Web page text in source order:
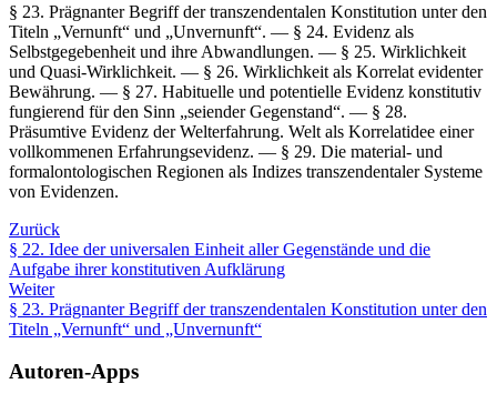
§ 23. Prägnanter Begriff der transzendentalen Konstitution unter den
Titeln „Vernunft“ und „Unvernunft“. — § 24. Evidenz als
Selbstgegebenheit und ihre Abwandlungen. — § 25. Wirklichkeit
und Quasi-Wirklichkeit. — § 26. Wirklichkeit als Korrelat evidenter
Bewährung. — § 27. Habituelle und potentielle Evidenz konstitutiv
fungierend für den Sinn „seiender Gegenstand“. — § 28.
Präsumtive Evidenz der Welterfahrung. Welt als Korrelatidee einer
vollkommenen Erfahrungsevidenz. — § 29. Die material- und
formalontologischen Regionen als Indizes transzendentaler Systeme
von Evidenzen.
Zurück
§ 22. Idee der universalen Einheit aller Gegenstände und die
Aufgabe ihrer konstitutiven Aufklärung
Weiter
§ 23. Prägnanter Begriff der transzendentalen Konstitution unter den
Titeln „Vernunft“ und „Unvernunft“
Autoren-Apps